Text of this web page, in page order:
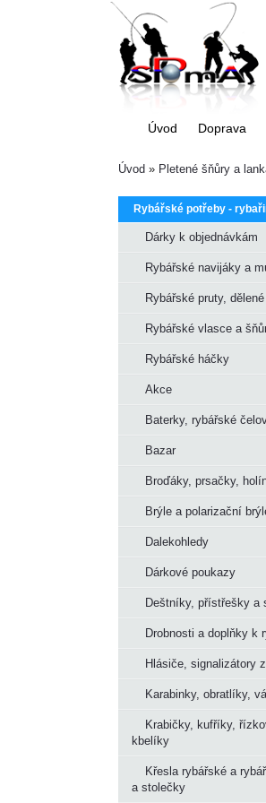
Úvod Doprava
Úvod » Pletené šňůry a
Rybářské potřeby -
Dárky k objednávkám
Rybářské navijáky a
Rybářské pruty,
Rybářské vlasce a
Rybářské háčky
Akce
Baterky, rybářské
Bazar
Broďáky, prsačky,
Brýle a polarizační
Dalekohledy
Dárkové poukazy
Deštníky, přístřešky a
Drobnosti a doplňky k
Hlásiče, signalizátory
Karabinky, obratlíky,
Krabičky, kufříky,
kbelíky
Křesla rybářské a
a stolečky